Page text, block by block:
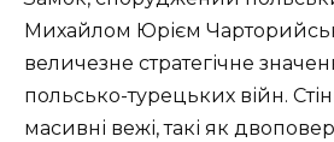
Михайлом Юрієм
величезне стратегічне
польсько-турецьких війн.
масивні вежі, такі як